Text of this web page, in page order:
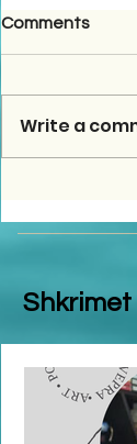
Comments
Write a